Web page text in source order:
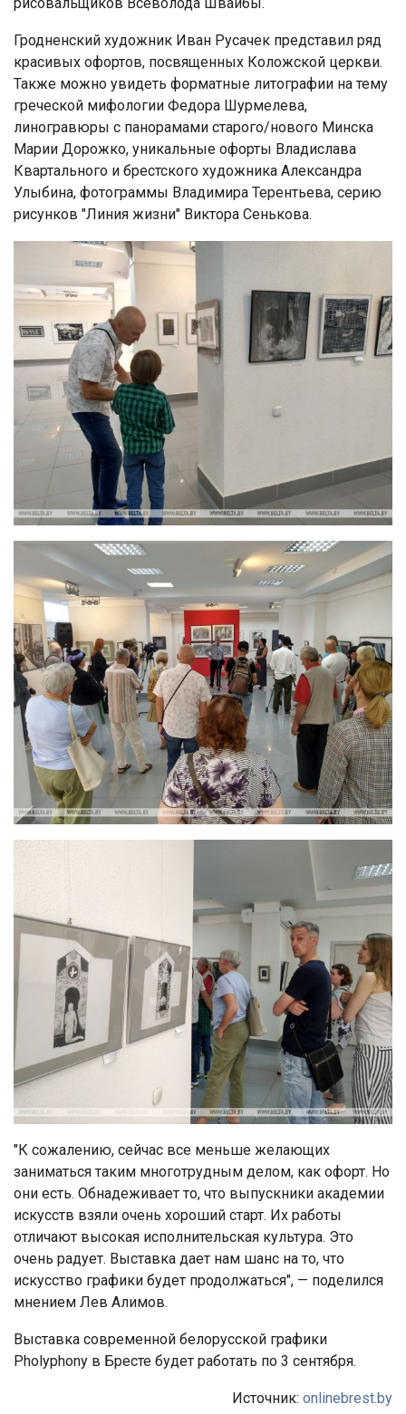
Гродненский художник Иван Русачек представил ряд
красивых офортов, посвященных Коложской церкви.
Также можно увидеть форматные литографии на тему
греческой мифологии Федора Шурмелева,
линогравюры с панорамами старого/нового Минска
Марии Дорожко, уникальные офорты Владислава
Квартального и брестского художника Александра
Улыбина, фотограммы Владимира Терентьева, серию
рисунков "Линия жизни" Виктора Сенькова.
"К сожалению, сейчас все меньше желающих
заниматься таким многотрудным делом, как офорт. Но
они есть. Обнадеживает то, что выпускники академии
искусств взяли очень хороший старт. Их работы
отличают высокая исполнительская культура. Это
очень радует. Выставка дает нам шанс на то, что
искусство графики будет продолжаться", — поделился
мнением Лев Алимов.
Выставка современной белорусской графики
Pholyphony в Бресте будет работать по 3 сентября.
Источник: onlinebrest.by